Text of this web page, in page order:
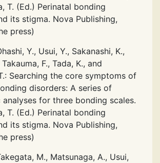
T. (Ed.) Perinatal bonding
its stigma. Nova Publishing,
press)
Y., Usui, Y., Sakanashi, K.,
F., Tada, K., and
Searching the core symptoms of
disorders: A series of
for three bonding scales.
T. (Ed.) Perinatal bonding
its stigma. Nova Publishing,
press)
M., Matsunaga, A., Usui,